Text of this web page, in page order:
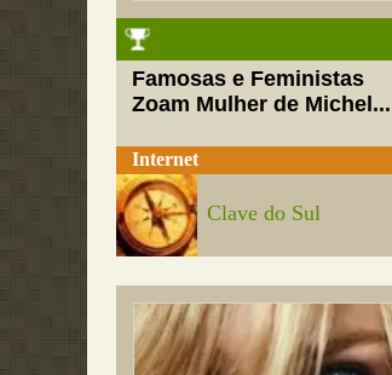
Famosas e Feministas
Zoam Mulher de Michel...
Internet
Clave do Sul